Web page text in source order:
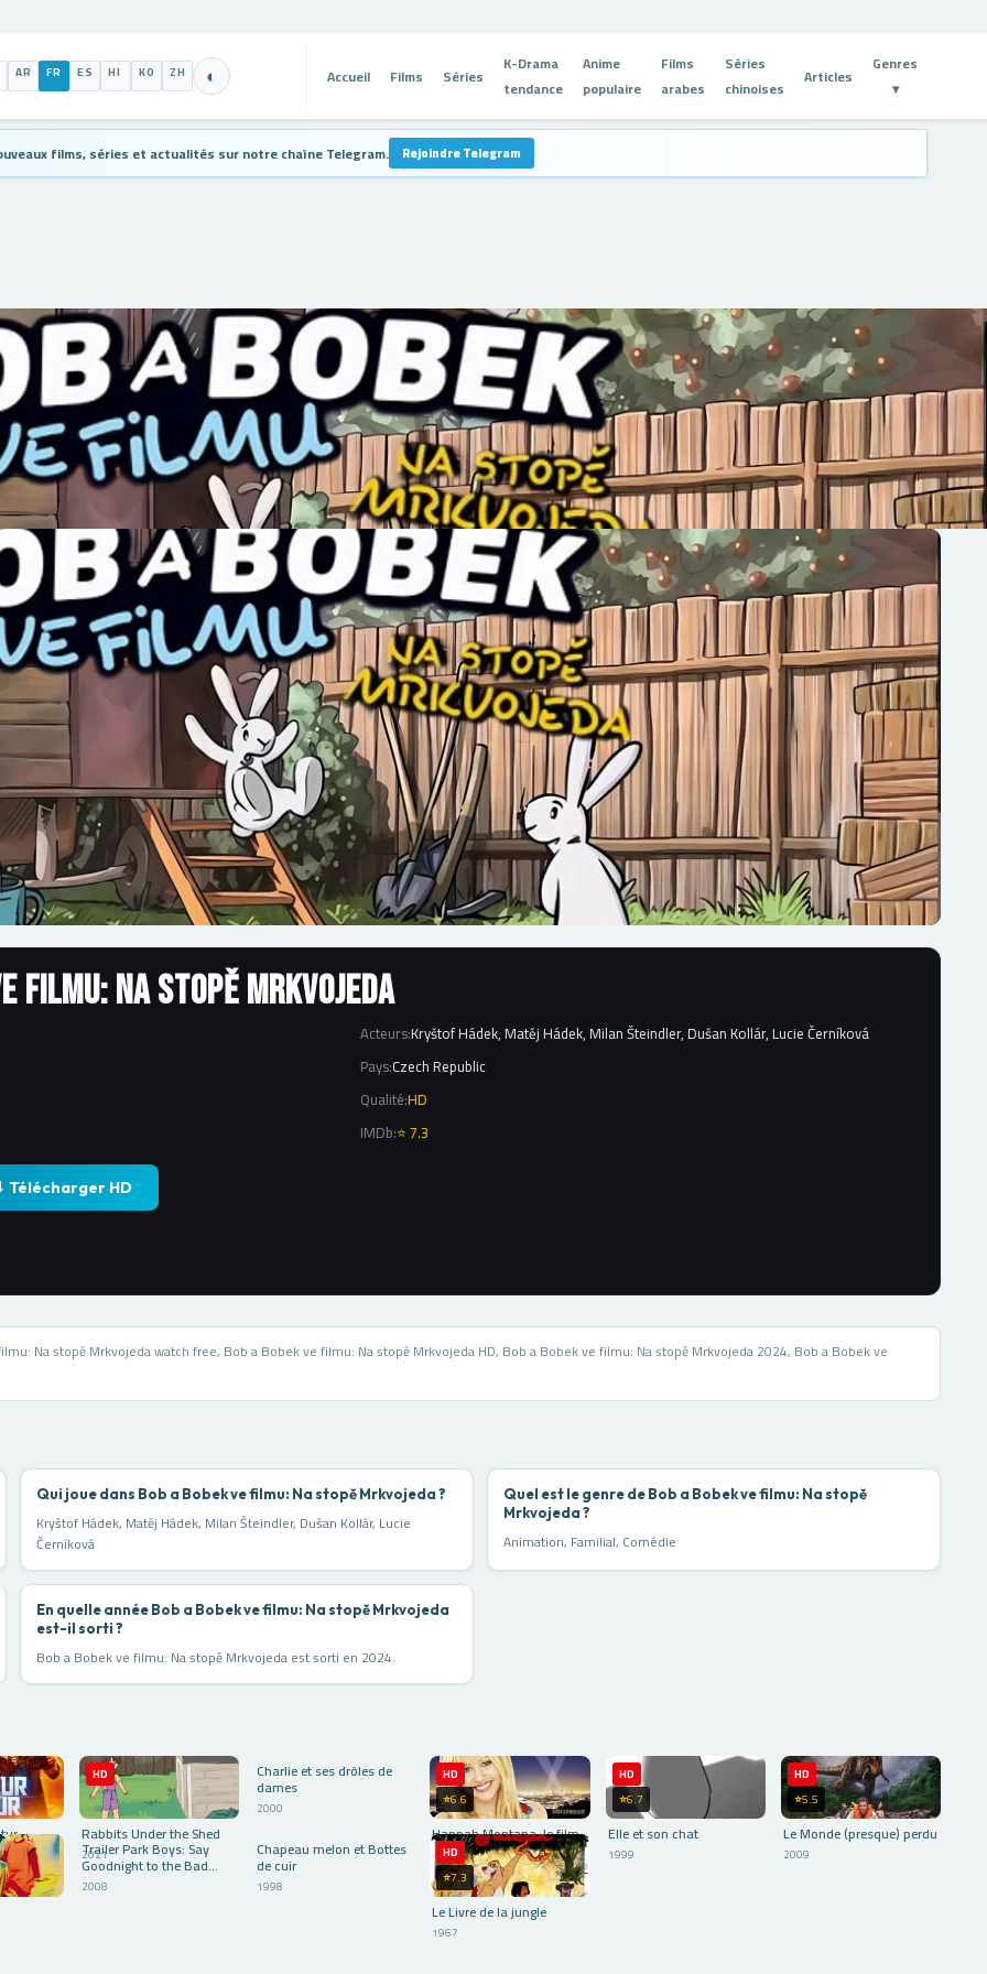
Accueil Films Séries
K-Drama
tendance
Anime
populaire
Films
arabes
Séries
chinoises
Articles
Genres
▾
AR FR ES HI KO ZH ◐
films, séries et actualités sur notre chaîne Telegram. Rejoindre Telegram
filmu: Na stopě Mrkvojeda
Acteurs:Kryštof Hádek, Matěj Hádek, Milan Šteindler, Dušan Kollár, Lucie Černíková
Pays:Czech Republic
Qualité:HD
IMDb:⭐ 7.3
Télécharger HD
Na stopě Mrkvojeda watch free, Bob a Bobek ve filmu: Na stopě Mrkvojeda HD, Bob a Bobek ve filmu: Na stopě Mrkvojeda 2024, Bob a Bobek ve
Qui joue dans Bob a Bobek ve filmu: Na stopě Mrkvojeda ?
Kryštof Hádek, Matěj Hádek, Milan Šteindler, Dušan Kollár, Lucie
Černíková
Quel est le genre de Bob a Bobek ve filmu: Na stopě
Mrkvojeda ?
Animation, Familial, Comédie
En quelle année Bob a Bobek ve filmu: Na stopě Mrkvojeda
est-il sorti ?
Bob a Bobek ve filmu: Na stopě Mrkvojeda est sorti en 2024.
HD
Rabbits Under the Shed
2021
HD
Charlie et ses drôles de
dames
2000
HD
⭐6.6
Hannah Montana, le film
2009
HD
⭐6.7
Elle et son chat
1999
HD
⭐5.5
Le Monde (presque) perdu
2009
HD
⭐7.0
Trailer Park Boys: Say
Goodnight to the Bad
Guys
2008
HD
⭐4.4
Chapeau melon et Bottes
de cuir
1998
HD
⭐7.3
Le Livre de la jungle
1967